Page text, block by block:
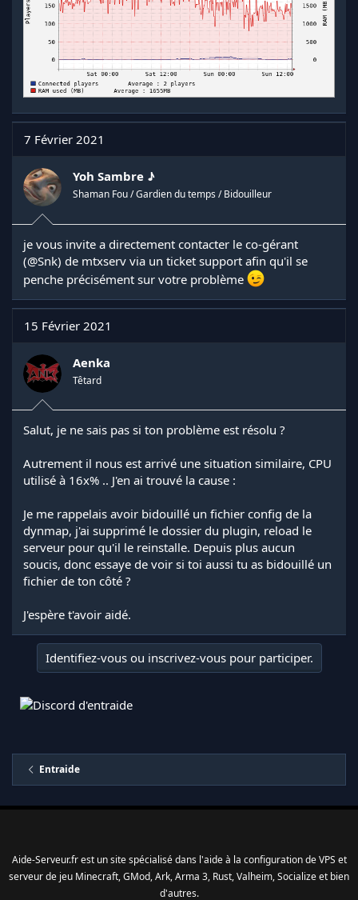
7 Février 2021
Yoh Sambre ♪
Shaman Fou / Gardien du temps / Bidouilleur
je vous invite a directement contacter le co-gérant
(@Snk) de mtxserv via un ticket support afin qu'il se
penche précisément sur votre problème
15 Février 2021
Aenka
Têtard
Salut, je ne sais pas si ton problème est résolu ?
Autrement il nous est arrivé une situation similaire, CPU
utilisé à 16x% .. J'en ai trouvé la cause :
Je me rappelais avoir bidouillé un fichier config de la
dynmap, j'ai supprimé le dossier du plugin, reload le
serveur pour qu'il le reinstalle. Depuis plus aucun
soucis, donc essaye de voir si toi aussi tu as bidouillé un
fichier de ton côté ?
J'espère t'avoir aidé.
Identifiez-vous ou inscrivez-vous pour participer.
Entraide
Aide-Serveur.fr est un site spécialisé dans l'aide à la configuration de VPS et
serveur de jeu Minecraft, GMod, Ark, Arma 3, Rust, Valheim, Socialize et bien
d'autres.